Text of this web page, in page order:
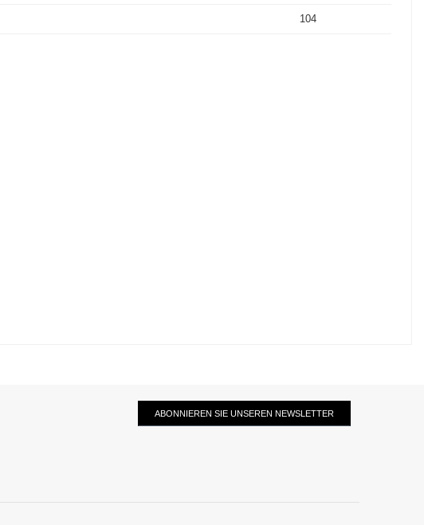
104
ABONNIEREN SIE UNSEREN NEWSLETTER